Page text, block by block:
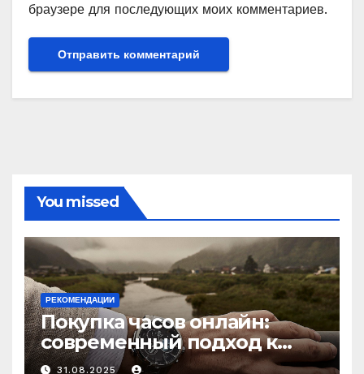
браузере для последующих моих комментариев.
You missed
РЕКОМЕНДАЦИИ
Покупка часов онлайн:
современный подход к
выбору аксессуаров
31.08.2025